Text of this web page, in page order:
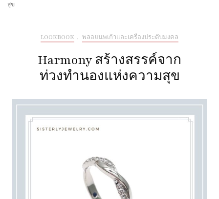
สุข
LOOKBOOK , พลอยนพเก้าและเครื่องประดับมงคล
Harmony สร้างสรรค์จาก
ท่วงทำนองแห่งความสุข